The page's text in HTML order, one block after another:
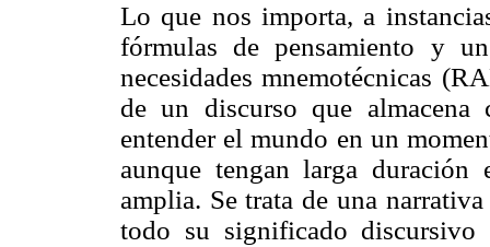
Lo que nos importa, a
fórmulas de pensamiento y
necesidades mnemotécnicas
de un discurso que almacena
entender el mundo en un
aunque tengan larga
amplia. Se trata de una
todo su significado